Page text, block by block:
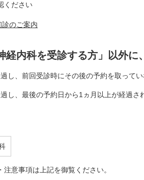
ください
のご案内
経内科を受診する方」以外
し、前回受診時にその後の予約を取って
し、最後の予約日から1ヵ月以上が経過さ
意事項は上記を御覧ください。